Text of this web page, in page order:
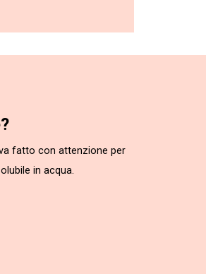
fatto con attenzione per
in acqua.